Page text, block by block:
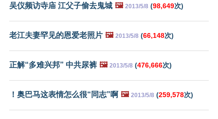
吴仪频访寺庙 江父子偷去鬼城 🖼️ 2013/5/8 (98,649次)
老江夫妻罕见的恩爱老照片 🖼️ 2013/5/8 (66,148次)
正解“多难兴邦” 中共尿裤 🖼️ 2013/5/8 (476,666次)
！奥巴马这表情怎么很“同志”啊 🖼️ 2013/5/8 (259,578次)